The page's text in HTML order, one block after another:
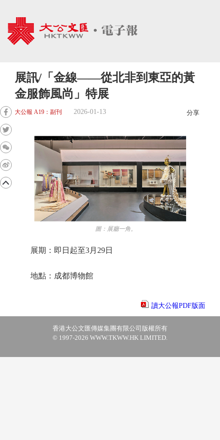
展訊/「金線——從北非到東亞的黃
金服飾風尚」特展
大公報 A19：副刊 2026-01-13 分享
圖：展廳一角。
展期：即日起至3月29日
地點：成都博物館
讀大公報PDF版面
香港大公文匯傳媒集團有限公司版權所有
© 1997-2026 WWW.TKWW.HK LIMITED.